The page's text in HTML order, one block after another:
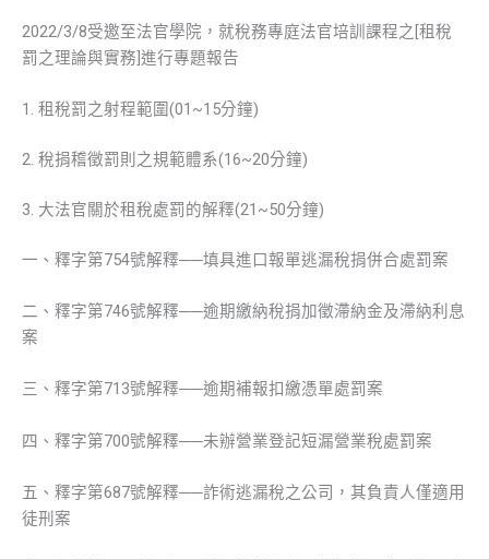
2022/3/8受邀至法官學院，就稅務專庭法官培訓課程之[租稅
罰之理論與實務]進行專題報告
1. 租稅罰之射程範圍(01~15分鐘)
2. 稅捐稽徵罰則之規範體系(16~20分鐘)
3. 大法官關於租稅處罰的解釋(21~50分鐘)
一、釋字第754號解釋──填具進口報單逃漏稅捐併合處罰案
二、釋字第746號解釋──逾期繳納稅捐加徵滯納金及滯納利息
案
三、釋字第713號解釋──逾期補報扣繳憑單處罰案
四、釋字第700號解釋──未辦營業登記短漏營業稅處罰案
五、釋字第687號解釋──詐術逃漏稅之公司，其負責人僅適用
徒刑案